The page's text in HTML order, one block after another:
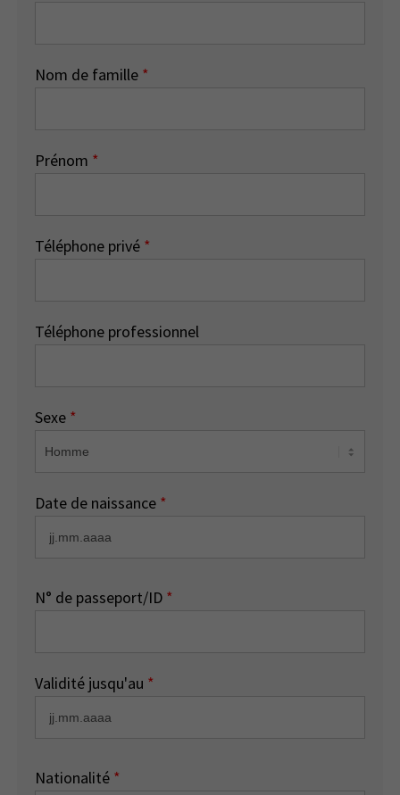
Nom de famille *
Prénom *
Téléphone privé *
Téléphone professionnel
Sexe *
Date de naissance *
N° de passeport/ID *
Validité jusqu'au *
Nationalité *